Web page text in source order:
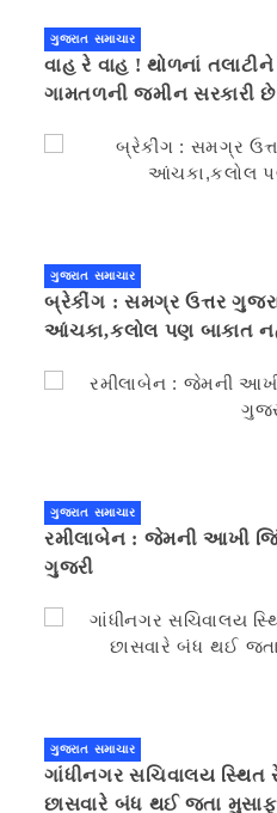
ગુજરાત સમાચાર
વાહ રે વાહ ! થોળનાં
ગામતળની જમીન સરકારી
ગુજરાત સમાચાર
બ્રેકીંગ : સમગ્ર ઉત્તર
આંચકા,કલોલ પણ બાકાત
ગુજરાત સમાચાર
રમીલાબેન : જેમની આખી
ગુજરી
ગુજરાત સમાચાર
ગાંધીનગર સચિવાલય સ્થિત
છાસવારે બંધ થઈ જતા